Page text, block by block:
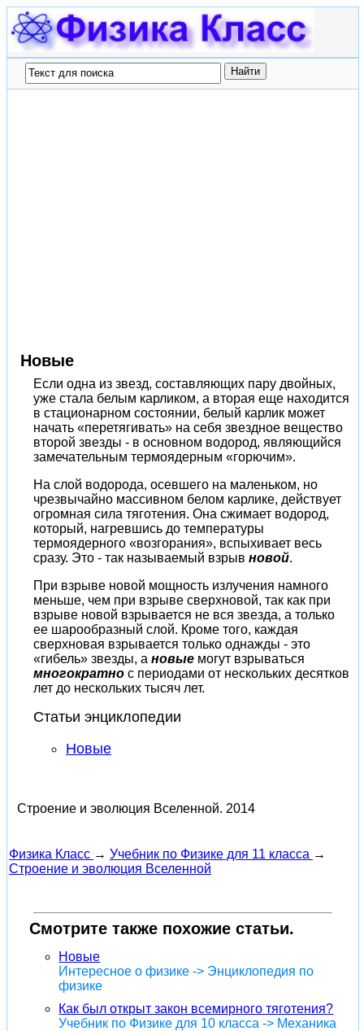
Новые
Если одна из звезд, составляющих пару двойных,
уже стала белым карликом, а вторая еще находится
в стационарном состоянии, белый карлик может
начать «перетягивать» на себя звездное вещество
второй звезды - в основном водород, являющийся
замечательным термоядерным «горючим».
На слой водорода, осевшего на маленьком, но
чрезвычайно массивном белом карлике, действует
огромная сила тяготения. Она сжимает водород,
который, нагревшись до температуры
термоядерного «возгорания», вспыхивает весь
сразу. Это - так называемый взрыв новой.
При взрыве новой мощность излучения намного
меньше, чем при взрыве сверхновой, так как при
взрыве новой взрывается не вся звезда, а только
ее шарообразный слой. Кроме того, каждая
сверхновая взрывается только однажды - это
«гибель» звезды, а новые могут взрываться
многократно с периодами от нескольких десятков
лет до нескольких тысяч лет.
Статьи энциклопедии
Новые
Строение и эволюция Вселенной. 2014
Физика Класс → Учебник по Физике для 11 класса →
Строение и эволюция Вселенной
Смотрите также похожие статьи.
Новые
Интересное о физике -> Энциклопедия по
физике
Как был открыт закон всемирного тяготения?
Учебник по Физике для 10 класса -> Механика